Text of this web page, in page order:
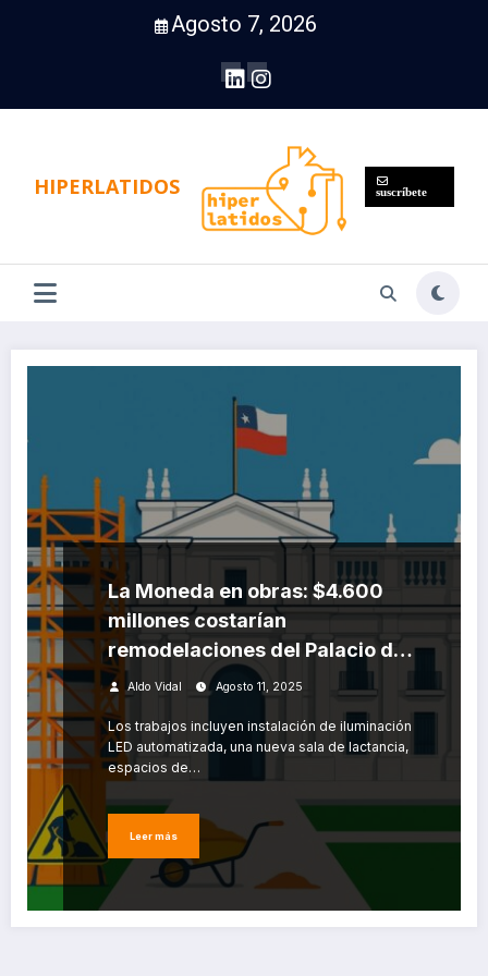
Agosto 7, 2026
HIPERLATIDOS suscríbete
La Moneda en obras: $4.600
millones costarían
remodelaciones del Palacio de
Gobierno
Aldo Vidal Agosto 11, 2025
Los trabajos incluyen instalación de iluminación
LED automatizada, una nueva sala de lactancia,
espacios de…
Leer más